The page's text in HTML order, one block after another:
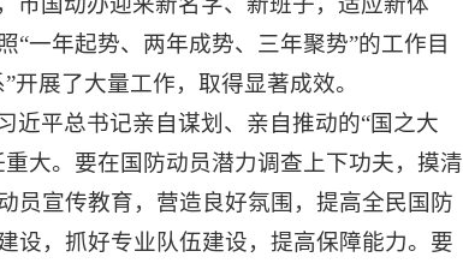
“一年起势、两年成势、三年聚势”的工作目
展了大量工作，取得显著成效。
近平总书记亲自谋划、亲自推动的“国之大
大。要在国防动员潜力调查上下功夫，摸清
员宣传教育，营造良好氛围，提高全民国防
设，抓好专业队伍建设，提高保障能力。要